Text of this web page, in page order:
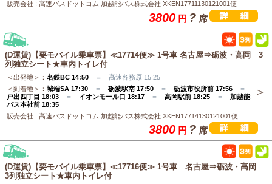
販売会社 : 高速バスドットコム 加越能バス株式会社 XKEN17711130121001便
3800 円 ? 席
(D運賃)【要モバイル乗車票】≪17714便≫ 1号車 名古屋⇒砺波・高岡 3
列独立シート★車内トイレ付
＜出発地＞： 名鉄BC 14:50 ＝ 高速各務原 15:25
＜到着地＞： 城端SA 17:30 ＝ 砺波駅南 17:50 ＝ 砺波市役所前 17:56 ＝
戸出四丁目 18:03 ＝ イオンモール口 18:17 ＝ 高岡駅前 18:25 ＝ 加越能
バス本社前 18:35
販売会社 : 高速バスドットコム 加越能バス株式会社 XKEN17714130121001便
3800 円 ? 席
(D運賃)【要モバイル乗車票】≪17716便≫ 1号車 名古屋⇒砺波・高岡
3列独立シート★車内トイレ付